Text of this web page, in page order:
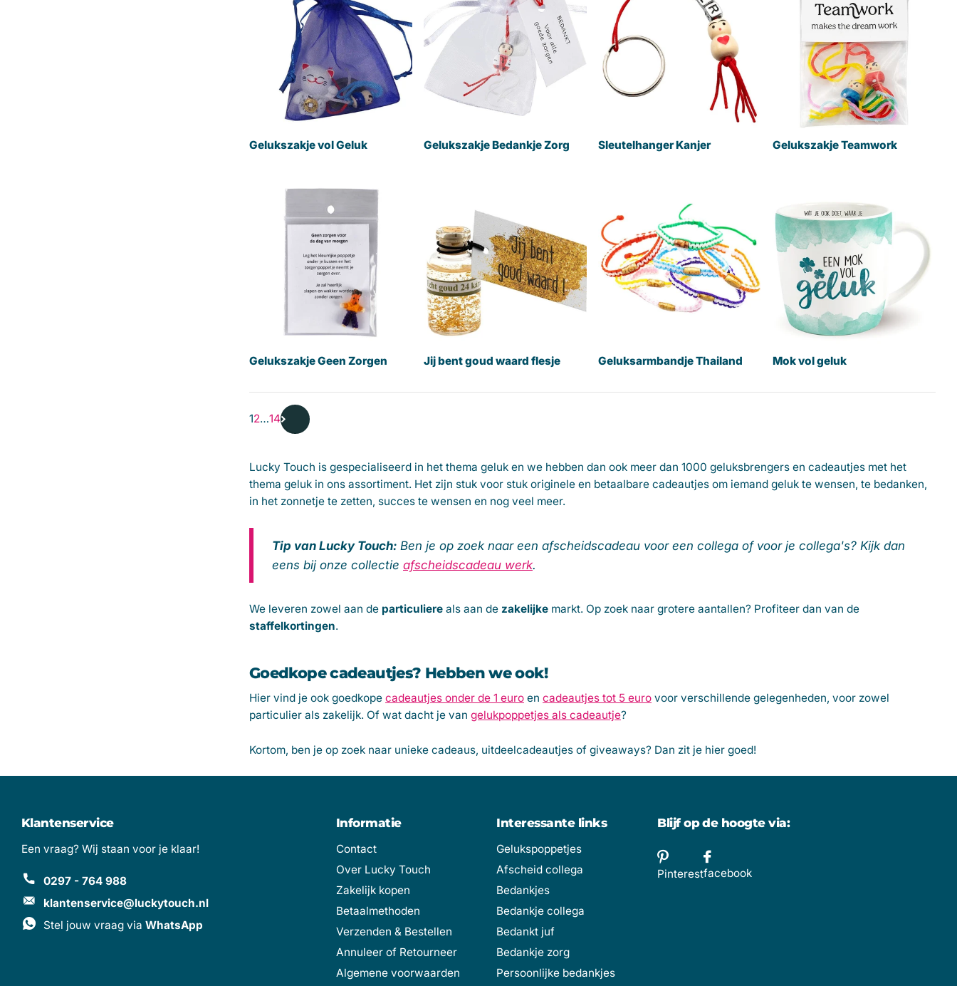
Gelukszakje vol Geluk Gelukszakje Bedankje Zorg Sleutelhanger Kanjer Gelukszakje Teamwork
Gelukszakje Geen Zorgen Jij bent goud waard flesje Geluksarmbandje Thailand Mok vol geluk
12…14
Lucky Touch is gespecialiseerd in het thema geluk en we hebben dan ook meer dan 1000 geluksbrengers en cadeautjes met het
thema geluk in ons assortiment. Het zijn stuk voor stuk originele en betaalbare cadeautjes om iemand geluk te wensen, te bedanken,
in het zonnetje te zetten, succes te wensen en nog veel meer.
Tip van Lucky Touch: Ben je op zoek naar een afscheidscadeau voor een collega of voor je collega's? Kijk dan
eens bij onze collectie afscheidscadeau werk.
We leveren zowel aan de particuliere als aan de zakelijke markt. Op zoek naar grotere aantallen? Profiteer dan van de
staffelkortingen.
Goedkope cadeautjes? Hebben we ook!
Hier vind je ook goedkope cadeautjes onder de 1 euro en cadeautjes tot 5 euro voor verschillende gelegenheden, voor zowel
particulier als zakelijk. Of wat dacht je van gelukpoppetjes als cadeautje?
Kortom, ben je op zoek naar unieke cadeaus, uitdeelcadeautjes of giveaways? Dan zit je hier goed!
Klantenservice
Een vraag? Wij staan voor je klaar!
0297 - 764 988
klantenservice@luckytouch.nl
Stel jouw vraag via WhatsApp
Informatie
Contact
Over Lucky Touch
Zakelijk kopen
Betaalmethoden
Verzenden & Bestellen
Annuleer of Retourneer
Algemene voorwaarden
Interessante links
Gelukspoppetjes
Afscheid collega
Bedankjes
Bedankje collega
Bedankt juf
Bedankje zorg
Persoonlijke bedankjes
Blijf op de hoogte via:
Pinterestfacebook